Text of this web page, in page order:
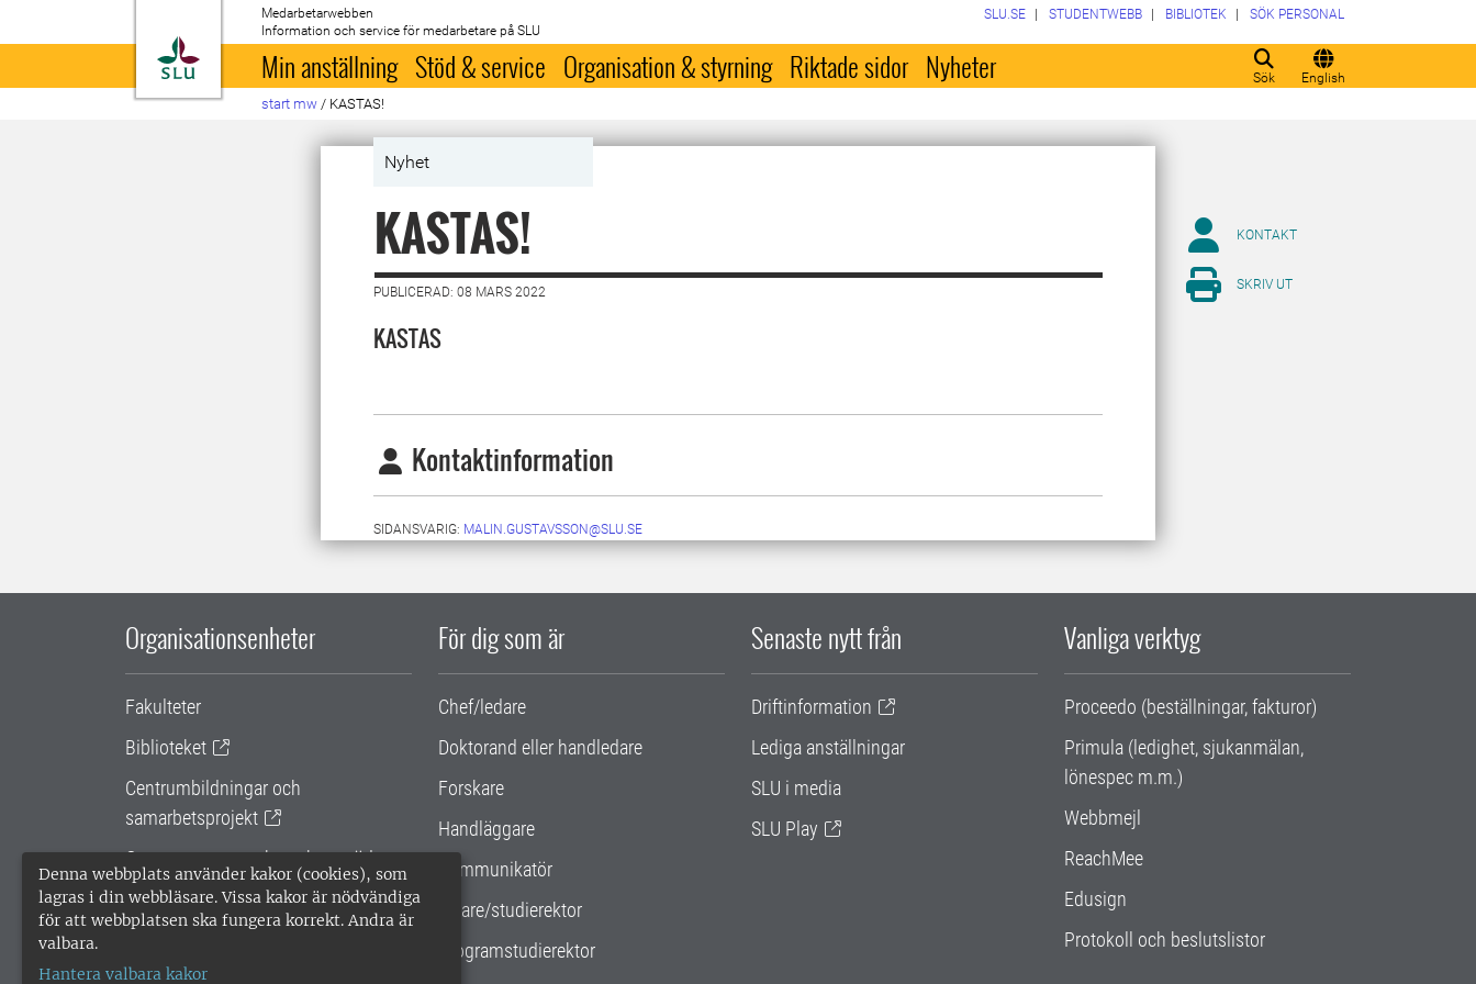
Denna webbplats använder kakor (cookies), som
lagras i din webbläsare. Vissa kakor är nödvändiga
för att webbplatsen ska fungera korrekt. Andra är
valbara.
Hantera valbara kakor
Till startsida
Medarbetarwebben
Information och service för medarbetare på SLU
Sök English
SLU.SE STUDENTWEBB BIBLIOTEK SÖK PERSONAL
Min anställning Stöd & service Organisation & styrning Riktade sidor Nyheter
start mw / KASTAS!
Nyhet
KASTAS!
PUBLICERAD: 08 MARS 2022
KASTAS
Kontaktinformation
SIDANSVARIG: MALIN.GUSTAVSSON@SLU.SE
KONTAKT
SKRIV UT
Organisationsenheter
Fakulteter
Biblioteket
Centrumbildningar och
samarbetsprojekt
Gemensamma verksamhetsstödet
SLU Holding
För dig som är
Chef/ledare
Doktorand eller handledare
Forskare
Handläggare
Kommunikatör
Lärare/studierektor
Programstudierektor
Senaste nytt från
Driftinformation
Lediga anställningar
SLU i media
SLU Play
Vanliga verktyg
Proceedo (beställningar, fakturor)
Primula (ledighet, sjukanmälan,
lönespec m.m.)
Webbmejl
ReachMee
Edusign
Protokoll och beslutslistor